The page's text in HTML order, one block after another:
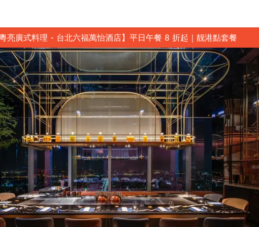
亮廣式料理 - 台北六福萬怡酒店】平日午餐 8 折起｜靓港點套餐